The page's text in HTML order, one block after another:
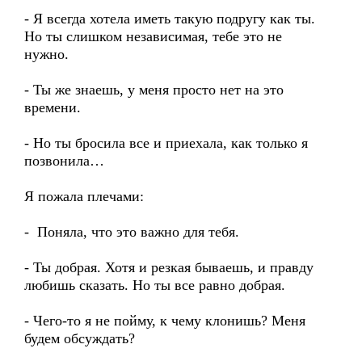
- Я всегда хотела иметь такую подругу как ты.
Но ты слишком независимая, тебе это не
нужно.
- Ты же знаешь, у меня просто нет на это
времени.
- Но ты бросила все и приехала, как только я
позвонила…
Я пожала плечами:
- Поняла, что это важно для тебя.
- Ты добрая. Хотя и резкая бываешь, и правду
любишь сказать. Но ты все равно добрая.
- Чего-то я не пойму, к чему клонишь? Меня
будем обсуждать?